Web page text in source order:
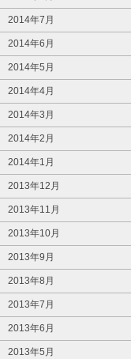
2014年7月
2014年6月
2014年5月
2014年4月
2014年3月
2014年2月
2014年1月
2013年12月
2013年11月
2013年10月
2013年9月
2013年8月
2013年7月
2013年6月
2013年5月